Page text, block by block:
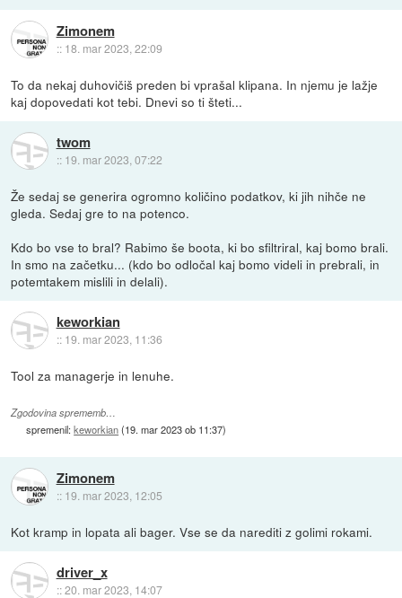
Zimonem
:: 18. mar 2023, 22:09
To da nekaj duhovičiš preden bi vprašal klipana. In njemu je lažje
kaj dopovedati kot tebi. Dnevi so ti šteti...
twom
:: 19. mar 2023, 07:22
Že sedaj se generira ogromno količino podatkov, ki jih nihče ne
gleda. Sedaj gre to na potenco.
Kdo bo vse to bral? Rabimo še boota, ki bo sfiltriral, kaj bomo brali.
In smo na začetku... (kdo bo odločal kaj bomo videli in prebrali, in
potemtakem mislili in delali).
keworkian
:: 19. mar 2023, 11:36
Tool za managerje in lenuhe.
Zgodovina sprememb…
spremenil:keworkian(19. mar 2023 ob 11:37)
Zimonem
:: 19. mar 2023, 12:05
Kot kramp in lopata ali bager. Vse se da narediti z golimi rokami.
driver_x
::20. mar 2023, 14:07